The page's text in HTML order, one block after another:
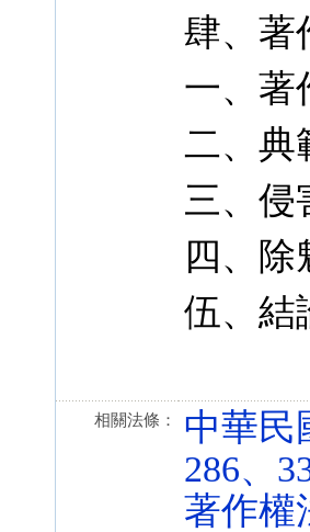
肆、著
一、著
二、典
三、侵
四、除
伍、結
相關法條：
中華民
286、
著作權